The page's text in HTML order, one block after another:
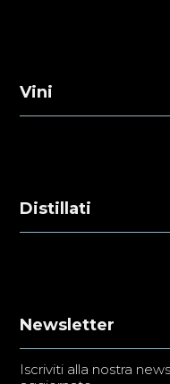
Vini
Distillati
Newsletter
Iscriviti alla nostra